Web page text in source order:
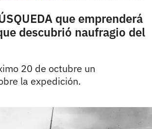
que emprenderá
descubrió naufragio del
20 de octubre un
la expedición.